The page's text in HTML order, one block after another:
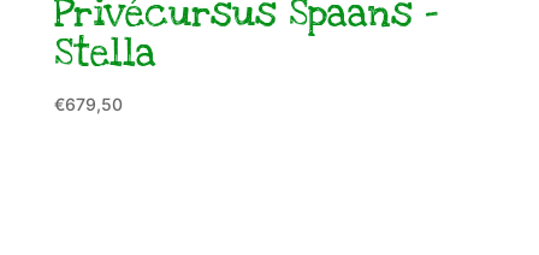
Privécursus Spaans –
Stella
€679,50